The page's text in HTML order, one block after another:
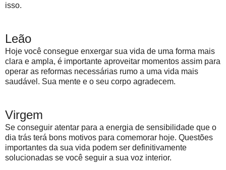
isso.
Leão
Hoje você consegue enxergar sua vida de uma forma mais
clara e ampla, é importante aproveitar momentos assim para
operar as reformas necessárias rumo a uma vida mais
saudável. Sua mente e o seu corpo agradecem.
Virgem
Se conseguir atentar para a energia de sensibilidade que o
dia trás terá bons motivos para comemorar hoje. Questões
importantes da sua vida podem ser definitivamente
solucionadas se você seguir a sua voz interior.